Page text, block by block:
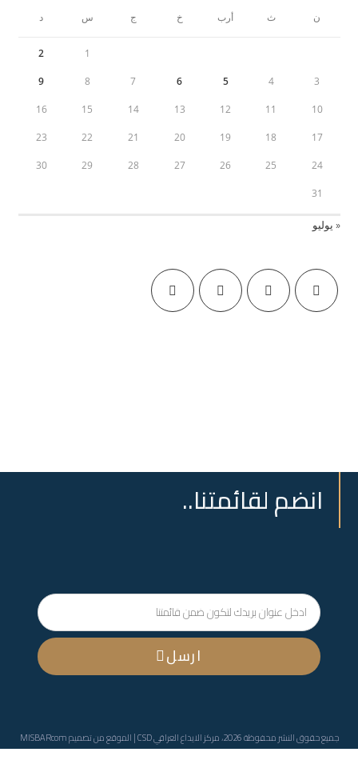
ن ث أرب خ ج س د
1
2
3
4
5
6
7
8
9
10
11
12
13
14
15
16
17
18
19
20
21
22
23
24
25
26
27
28
29
30
31
« يوليو
انضم لقائمتنا..
ارسل
جميع حقوق النشر محفوظة 2026، مركز الايداع العراقي CSD | الموقع من تصميم MISBARcom